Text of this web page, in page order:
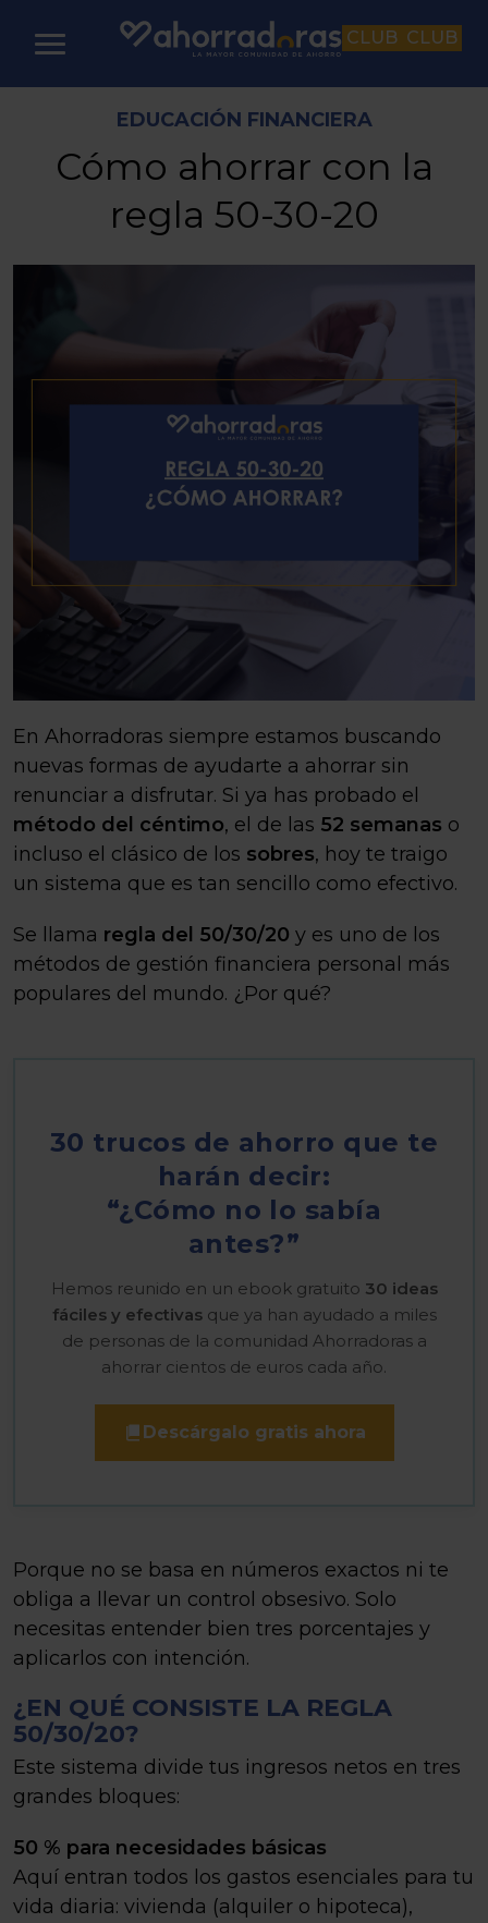
CLUB CLUB
EDUCACIÓN FINANCIERA
Cómo ahorrar con la
regla 50-30-20
En Ahorradoras siempre estamos buscando
nuevas formas de ayudarte a ahorrar sin
renunciar a disfrutar. Si ya has probado el
método del céntimo, el de las 52 semanas o
incluso el clásico de los sobres, hoy te traigo
un sistema que es tan sencillo como efectivo.
Se llama regla del 50/30/20 y es uno de los
métodos de gestión financiera personal más
populares del mundo. ¿Por qué?
30 trucos de ahorro que te
harán decir:
“¿Cómo no lo sabía
antes?”
Hemos reunido en un ebook gratuito 30 ideas
fáciles y efectivasque ya han ayudado a miles
de personas de la comunidad Ahorradoras a
ahorrar cientos de euros cada año.
Descárgalo gratis ahora
Porque no se basa en números exactos ni te
obliga a llevar un control obsesivo. Solo
necesitas entender bien tres porcentajes y
aplicarlos con intención.
¿EN QUÉ CONSISTE LA REGLA
50/30/20?
Este sistema divide tus ingresos netos en tres
grandes bloques:
50 % para necesidades básicas
Aquí entran todos los gastos esenciales para tu
vida diaria: vivienda (alquiler o hipoteca),